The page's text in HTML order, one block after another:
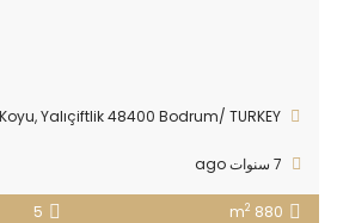
Koyu, Yalıçiftlik 48400 Bodrum/ TURKEY
880 m
2
5